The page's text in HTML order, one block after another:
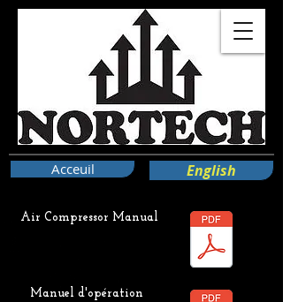
Acceuil English
Air Compressor Manual
Manuel d'opération